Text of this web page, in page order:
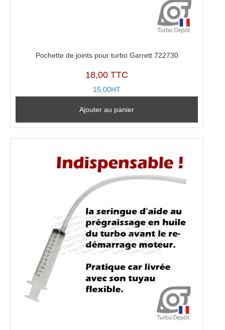
Pochette de joints pour turbo Garrett 722730
18,00 TTC
15,00HT
Ajouter au panier